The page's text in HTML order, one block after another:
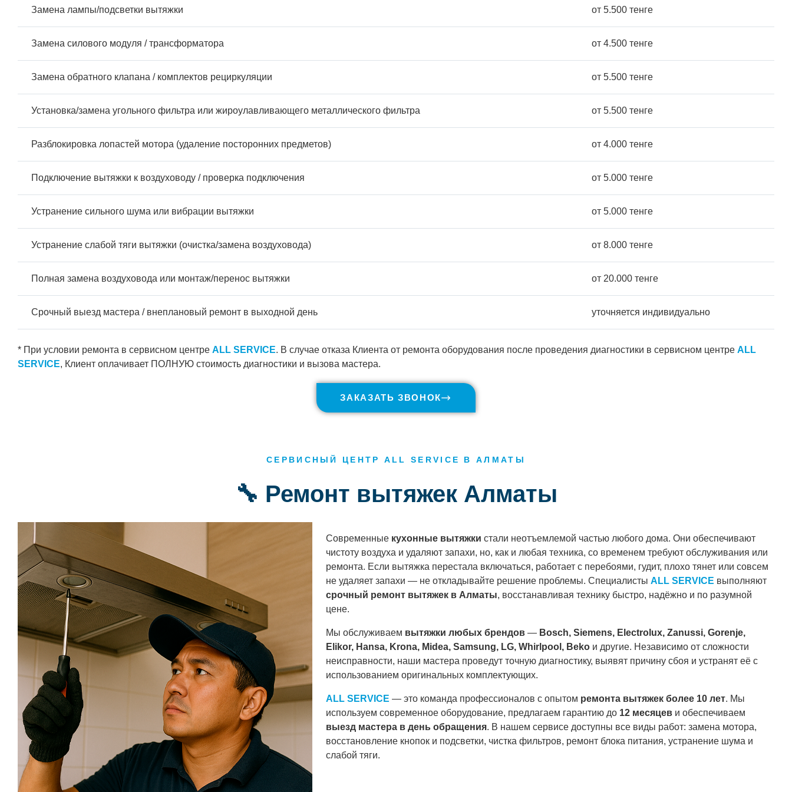
Замена лампы/подсветки вытяжки от 5.500 тенге
Замена силового модуля / трансформатора от 4.500 тенге
Замена обратного клапана / комплектов рециркуляции от 5.500 тенге
Установка/замена угольного фильтра или жироулавливающего металлического фильтра от 5.500 тенге
Разблокировка лопастей мотора (удаление посторонних предметов) от 4.000 тенге
Подключение вытяжки к воздуховоду / проверка подключения от 5.000 тенге
Устранение сильного шума или вибрации вытяжки от 5.000 тенге
Устранение слабой тяги вытяжки (очистка/замена воздуховода) от 8.000 тенге
Полная замена воздуховода или монтаж/перенос вытяжки от 20.000 тенге
Срочный выезд мастера / внеплановый ремонт в выходной день уточняется индивидуально
* При условии ремонта в сервисном центре ALL SERVICE. В случае отказа Клиента от ремонта оборудования после проведения диагностики в сервисном центре ALL
SERVICE, Клиент оплачивает ПОЛНУЮ стоимость диагностики и вызова мастера.
ЗАКАЗАТЬ ЗВОНОК
СЕРВИСНЫЙ ЦЕНТР ALL SERVICE В АЛМАТЫ
🔧 Ремонт вытяжек Алматы
Современные кухонные вытяжки стали неотъемлемой частью любого дома. Они обеспечивают
чистоту воздуха и удаляют запахи, но, как и любая техника, со временем требуют обслуживания или
ремонта. Если вытяжка перестала включаться, работает с перебоями, гудит, плохо тянет или совсем
не удаляет запахи — не откладывайте решение проблемы. Специалисты ALL SERVICE выполняют
срочный ремонт вытяжек в Алматы, восстанавливая технику быстро, надёжно и по разумной
цене.
Мы обслуживаем вытяжки любых брендов— Bosch, Siemens, Electrolux, Zanussi, Gorenje,
Elikor, Hansa, Krona, Midea, Samsung, LG, Whirlpool, Bekoи другие. Независимо от сложности
неисправности, наши мастера проведут точную диагностику, выявят причину сбоя и устранят её с
использованием оригинальных комплектующих.
ALL SERVICE — это команда профессионалов с опытом ремонта вытяжек более 10 лет. Мы
используем современное оборудование, предлагаем гарантию до 12 месяцеви обеспечиваем
выезд мастера в день обращения. В нашем сервисе доступны все виды работ: замена мотора,
восстановление кнопок и подсветки, чистка фильтров, ремонт блока питания, устранение шума и
слабой тяги.